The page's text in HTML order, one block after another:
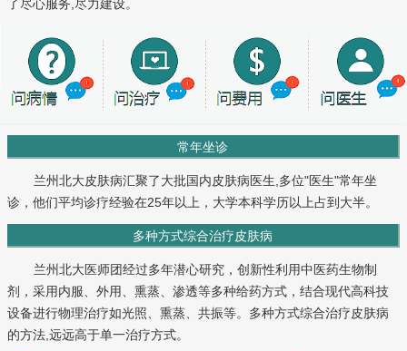
了尽心服务,尽力建设。
常年坐诊
兰州北大皮肤病汇聚了大批国内皮肤病医生,多位"医生"常年坐
诊，他们平均诊疗经验在25年以上，大学本科学历以上占到大半。
多种方式综合治疗皮肤病
兰州北大医师团经过多年潜心研究，创新性利用中医药生物制
剂，采用内服、外用、熏蒸、渗透等多种给药方式，结合现代高科技
设备进行物理治疗如光照、熏蒸、共振等。多种方式综合治疗皮肤病
的方法,远远高于单一治疗方式。